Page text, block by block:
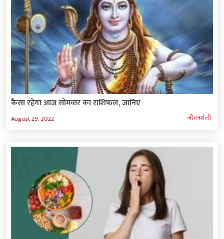
कैसा रहेगा आज सोमवार का राशिफल, जानिए
August 29, 2022 जीवनशैली